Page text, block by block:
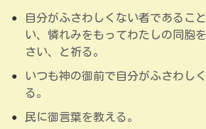
自分がふさわしくない者であるこ
い、憐れみをもってわたしの同胞
さい、と祈る。
いつも神の御前で自分がふさわし
る。
民に御言葉を教える。